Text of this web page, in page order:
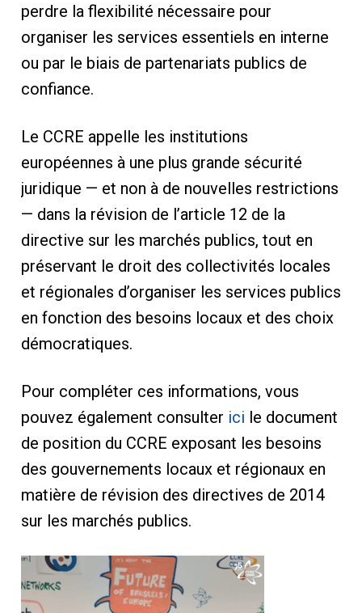
perdre la flexibilité nécessaire pour
organiser les services essentiels en interne
ou par le biais de partenariats publics de
confiance.
Le CCRE appelle les institutions
européennes à une plus grande sécurité
juridique — et non à de nouvelles restrictions
— dans la révision de l’article 12 de la
directive sur les marchés publics, tout en
préservant le droit des collectivités locales
et régionales d’organiser les services publics
en fonction des besoins locaux et des choix
démocratiques.
Pour compléter ces informations, vous
pouvez également consulter ici le document
de position du CCRE exposant les besoins
des gouvernements locaux et régionaux en
matière de révision des directives de 2014
sur les marchés publics.